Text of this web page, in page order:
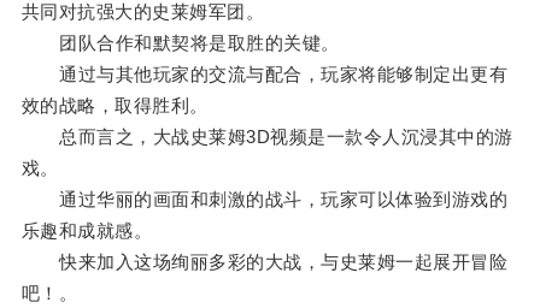
共同对抗强大的史莱姆军团。
团队合作和默契将是取胜的关键。
通过与其他玩家的交流与配合，玩家将能够制定出更有
效的战略，取得胜利。
总而言之，大战史莱姆3D视频是一款令人沉浸其中的游
戏。
通过华丽的画面和刺激的战斗，玩家可以体验到游戏的
乐趣和成就感。
快来加入这场绚丽多彩的大战，与史莱姆一起展开冒险
吧！。